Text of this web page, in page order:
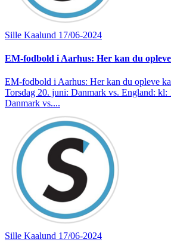
Sille Kaalund 17/06-2024
EM-fodbold i Aarhus: Her kan du
EM-fodbold i Aarhus: Her kan du opleve
Torsdag 20. juni: Danmark vs. England: kl:
Danmark vs....
Sille Kaalund 17/06-2024